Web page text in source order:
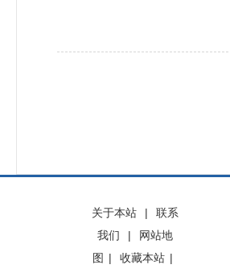
关于本站 |
联系
我们
|
网站地
图 | 收藏本站 |